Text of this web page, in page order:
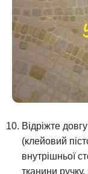
Відріжте
(клейовий
внутрішньої
тканини ручку,